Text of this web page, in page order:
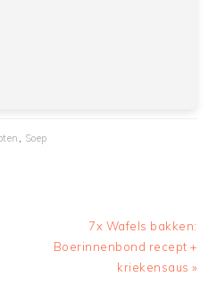
Soep
Next
Post:
7x Wafels bakken:
Boerinnenbond recept +
kriekensaus »